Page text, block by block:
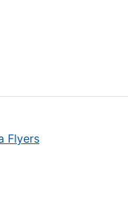
Flyers